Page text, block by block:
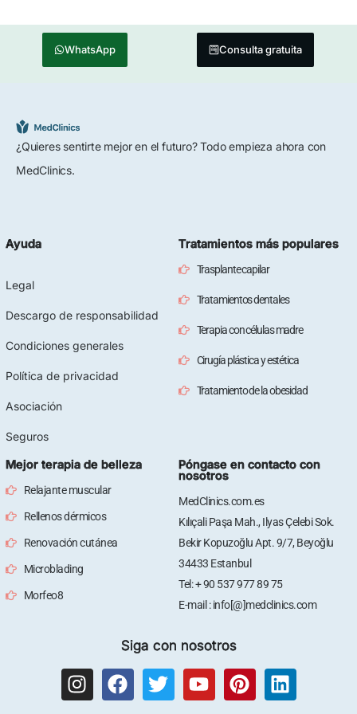
WhatsApp Consulta gratuita
¿Quieres sentirte mejor en el futuro? Todo empieza ahora con
MedClinics.
Ayuda
Legal
Descargo de responsabilidad
Condiciones generales
Política de privacidad
Asociación
Seguros
Tratamientos más populares
Trasplante capilar
Tratamientos dentales
Terapia con células madre
Cirugía plástica y estética
Tratamiento de la obesidad
Mejor terapia de belleza
Relajante muscular
Rellenos dérmicos
Renovación cutánea
Microblading
Morfeo8
Póngase en contacto con
nosotros
MedClinics.com.es
Kılıçali Paşa Mah., Ilyas Çelebi Sok.
Bekir Kopuzoğlu Apt. 9/7, Beyoğlu
34433 Estanbul
Tel: + 90 537 977 89 75
E-mail : info[@]medclinics.com
Siga con nosotros
I
n
F
a
T
w
Y
o
P
i
L
i